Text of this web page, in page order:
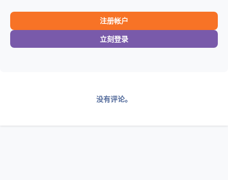
注册帐户
立刻登录
没有评论。